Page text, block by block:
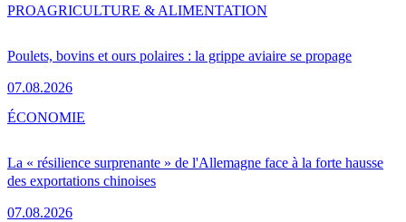
Poulets, bovins et ours polaires : la grippe aviaire se propage
07.08.2026
PROAGRICULTURE & ALIMENTATION
La « résilience surprenante » de l'Allemagne face à la forte hausse
des exportations chinoises
07.08.2026
ÉCONOMIE